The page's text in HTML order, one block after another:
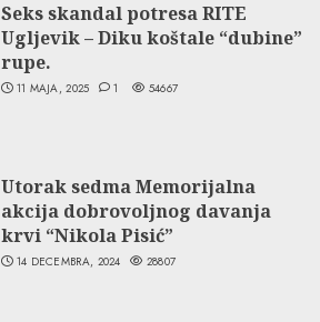
Seks skandal potresa RITE
Ugljevik – Diku koštale “dubine”
rupe.
11 MAJA, 2025 1 54667
Utorak sedma Memorijalna
akcija dobrovoljnog davanja
krvi “Nikola Pisić”
14 DECEMBRA, 2024 28807